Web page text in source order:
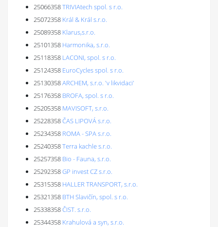
25066358TRIVIAtech spol. s r.o.
25072358 Král & Král s.r.o.
25089358 Klarus,s.r.o.
25101358 Harmonika, s.r.o.
25118358 LACONI, spol. s r.o.
25124358 EuroCycles spol. s r.o.
25130358ARCHEM, s.r.o. 'v likvidaci'
25176358 BROFA, spol. s r.o.
25205358 MAVISOFT, s.r.o.
25228358ČAS LIPOVÁ s.r.o.
25234358 ROMA - SPA s.r.o.
25240358Terra kachle s.r.o.
25257358 Bio - Fauna, s.r.o.
25292358GP invest CZ s.r.o.
25315358 HALLER TRANSPORT, s.r.o.
25321358 BTH Slavičín, spol. s r.o.
25338358ČIST. s.r.o.
25344358 Krahulová a syn, s.r.o.